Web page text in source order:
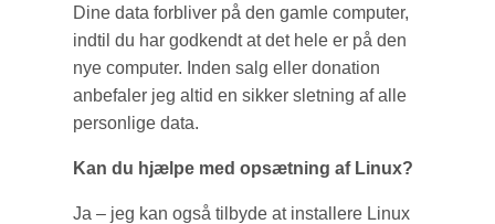
Dine data forbliver på den gamle computer,
indtil du har godkendt at det hele er på den
nye computer. Inden salg eller donation
anbefaler jeg altid en sikker sletning af alle
personlige data.
Kan du hjælpe med opsætning af Linux?
Ja – jeg kan også tilbyde at installere Linux